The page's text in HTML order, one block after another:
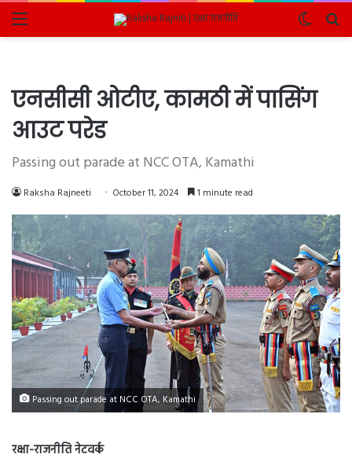
Menu
Switch
skin
एनसीसी ओटीए, कामठी में पासिंग
आउट परेड
Passing out parade at NCC OTA, Kamathi
Raksha Rajneeti October 11, 2024 1 minute read
Passing out parade at NCC OTA, Kamathi
रक्षा-राजनीति नेटवर्क